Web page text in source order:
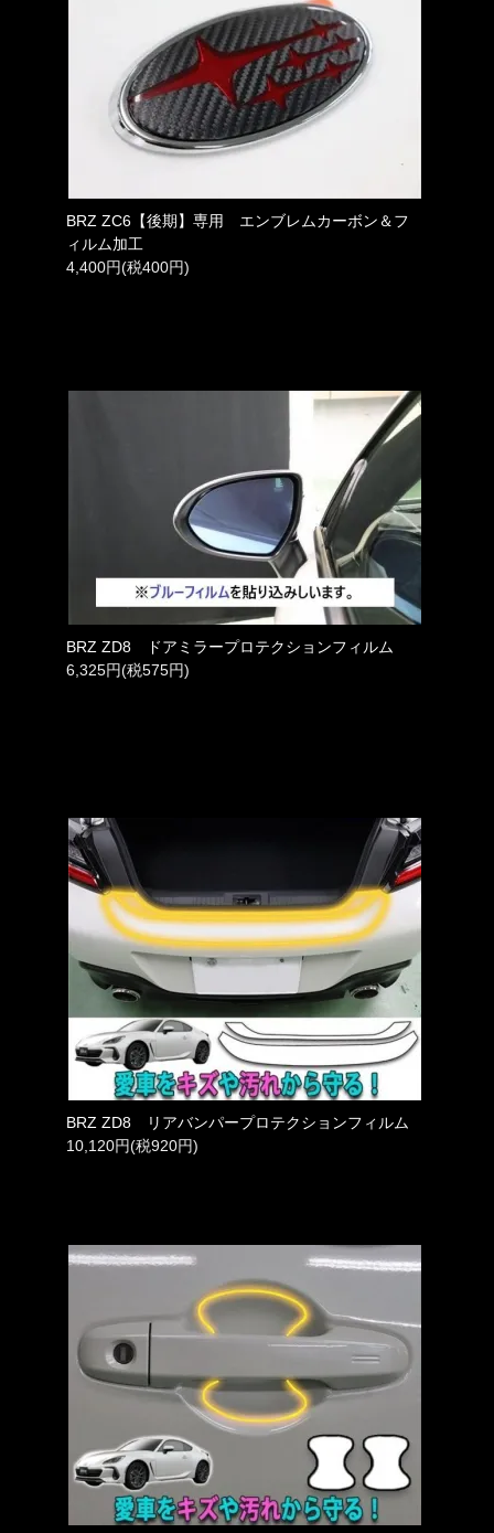
BRZ ZC6【後期】専用 エンブレムカーボン＆フ
ィルム加工
4,400円(税400円)
BRZ ZD8 ドアミラープロテクションフィルム
6,325円(税575円)
BRZ ZD8 リアバンパープロテクションフィルム
10,120円(税920円)